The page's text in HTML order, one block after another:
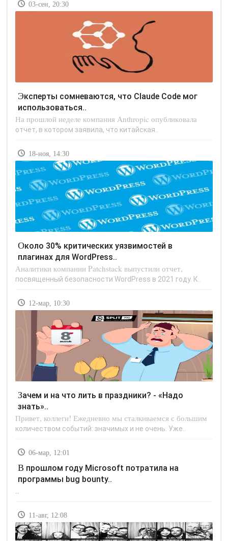
03-сен, 20:30
Эксперты сомневаются, что Claude Code мог
использоваться..
На прошлой неделе компания Anthropic опубликовала
отчет, в котором заявила, что китайская..
18-ноя, 14:30
Около 30% критических уязвимостей в
плагинах для WordPress..
Аналитики компании Patchstack выпустили отчет,
посвященный безопасности WordPress в 2021 году. К..
12-мар, 10:30
Зачем и на что лить в праздники? - «Надо
знать»..
Привет, коллеги! Ежедневно мы сталкиваемся с большим
количеством событий: значимых и не очень. Уже..
06-мар, 12:01
В прошлом году Microsoft потратила на
программы bug bounty..
..
11-авг, 12:08